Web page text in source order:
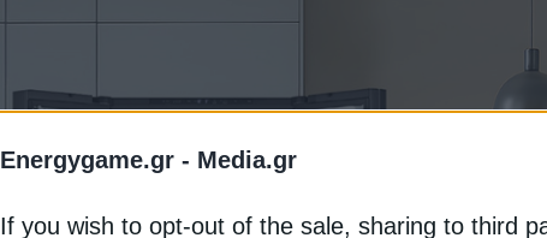
Energygame.gr - Media.gr
If you wish to opt-out of the sale, sharing to third